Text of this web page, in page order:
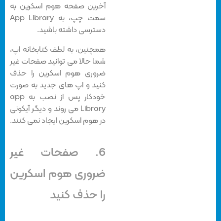
آخرین صفحه هوم اسکرین به
سمت چپ، به App Library
دسترسی داشته باشید.
همچنین، به لطف کتابخانه اپ،
شما حالا می توانید صفحات غیر
ضروری هوم اسکرین را حذف
کنید و اپ های جدید به صورت
خودکار پس از نصب به app
Library می روند و دیگر آیکونی
در هوم اسکرین ایجاد نمی کنند.
6. صفحات غیر
ضروری هوم اسکرین
را حذف کنید